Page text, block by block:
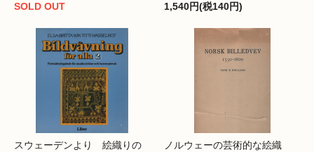
SOLD OUT
1,540円(税140円)
スウェーデンより 絵織りの
ノルウェーの芸術的な絵織